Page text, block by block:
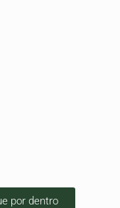
por dentro